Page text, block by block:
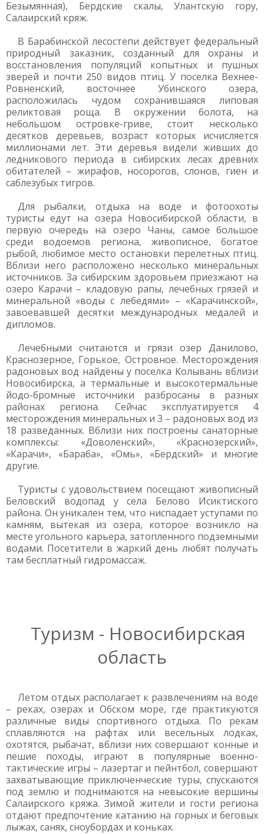
Безымянная), Бердские скалы, Улантскую гору,
Салаирский кряж.
В Барабинской лесостепи действует федеральный
природный заказник, созданный для охраны и
восстановления популяций копытных и пушных
зверей и почти 250 видов птиц. У поселка Вехнее-
Ровненский, восточнее Убинского озера,
расположилась чудом сохранившаяся липовая
реликтовая роща. В окружении болота, на
небольшом островке-гриве, стоит несколько
десятков деревьев, возраст которых исчисляется
миллионами лет. Эти деревья видели живших до
ледникового периода в сибирских лесах древних
обитателей – жирафов, носорогов, слонов, гиен и
саблезубых тигров.
Для рыбалки, отдыха на воде и фотоохоты
туристы едут на озера Новосибирской области, в
первую очередь на озеро Чаны, самое большое
среди водоемов региона, живописное, богатое
рыбой, любимое место остановки перелетных птиц.
Вблизи него расположено несколько минеральных
источников. За сибирским здоровьем приезжают на
озеро Карачи – кладовую рапы, лечебных грязей и
минеральной «воды с лебедями» – «Карачинской»,
завоевавшей десятки международных медалей и
дипломов.
Лечебными считаются и грязи озер Данилово,
Краснозерное, Горькое, Островное. Месторождения
радоновых вод найдены у поселка Колывань вблизи
Новосибирска, а термальные и высокотермальные
йодо-бромные источники разбросаны в разных
районах региона. Сейчас эксплуатируется 4
месторождения минеральных и 3 – радоновых вод из
18 разведанных. Вблизи них построены санаторные
комплексы: «Доволенский», «Краснозерский»,
«Карачи», «Бараба», «Омь», «Бердский» и многие
другие.
Туристы с удовольствием посещают живописный
Беловский водопад у села Белово Исиктиского
района. Он уникален тем, что ниспадает уступами по
камням, вытекая из озера, которое возникло на
месте угольного карьера, затопленного подземными
водами. Посетители в жаркий день любят получать
там бесплатный гидромассаж.
Туризм - Новосибирская
область
Летом отдых располагает к развлечениям на воде
– реках, озерах и Обском море, где практикуются
различные виды спортивного отдыха. По рекам
сплавляются на рафтах или весельных лодках,
охотятся, рыбачат, вблизи них совершают конные и
пешие походы, играют в популярные военно-
тактические игры – лазертаг и пейнтбол, совершают
захватывающие приключенческие туры, спускаются
под землю и поднимаются на невысокие вершины
Салаирского кряжа. Зимой жители и гости региона
отдают предпочтение катанию на горных и беговых
лыжах, санях, сноубордах и коньках.